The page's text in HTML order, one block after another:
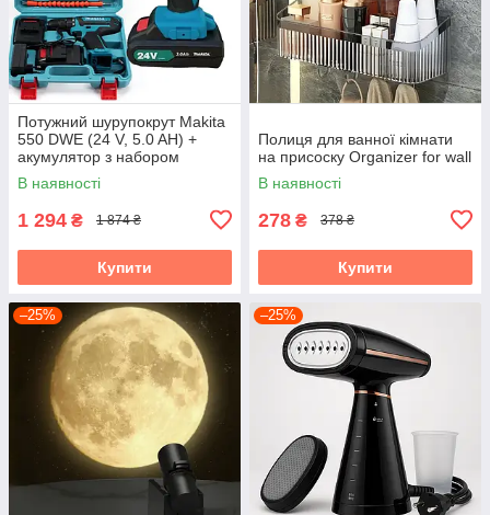
Потужний шурупокрут Makita
550 DWE (24 V, 5.0 AH) +
акумулятор з набором
інструментів "Макіта"
В наявності
1 294 ₴ 1 874 ₴
Купити
Полиця для ванної кімнати
на присоску Organizer for wall
В наявності
278 ₴ 378 ₴
Купити
–25% –25%